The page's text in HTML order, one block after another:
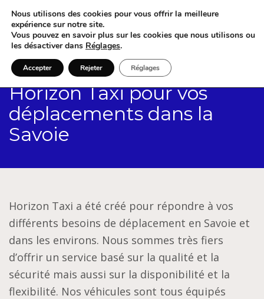
Horizon Taxi pour vos
déplacements dans la
Savoie
Horizon Taxi a été créé pour répondre à vos
différents besoins de déplacement en Savoie et
dans les environs. Nous sommes très fiers
d’offrir un service basé sur la qualité et la
sécurité mais aussi sur la disponibilité et la
flexibilité. Nos véhicules sont tous équipés
Nous utilisons des cookies pour vous offrir la meilleure
expérience sur notre site.
Vous pouvez en savoir plus sur les cookies que nous utilisons ou
les désactiver dans Réglages.
Accepter Rejeter Réglages